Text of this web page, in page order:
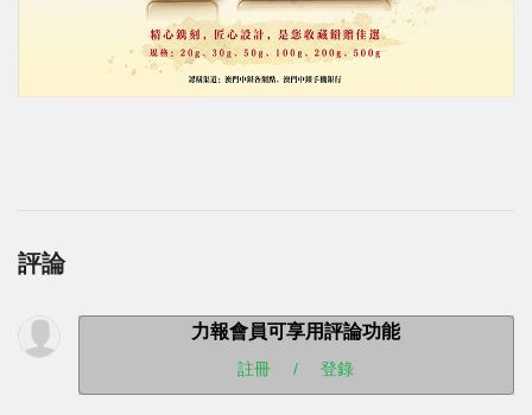
評論
力報會員可享用評論功能
註冊 / 登錄